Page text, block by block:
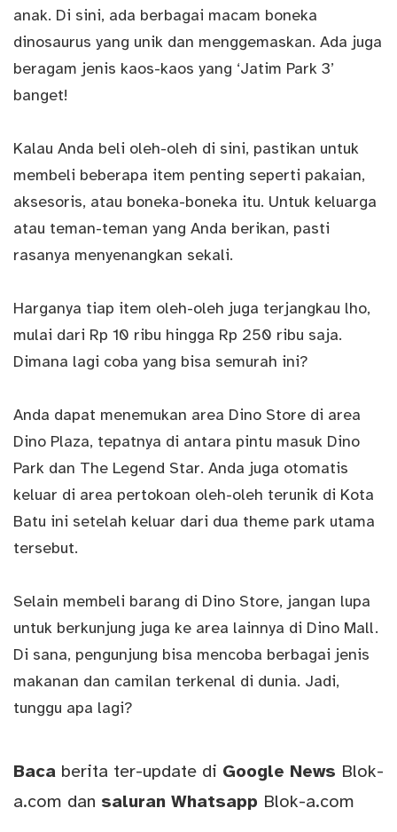
anak. Di sini, ada berbagai macam boneka
dinosaurus yang unik dan menggemaskan. Ada juga
beragam jenis kaos-kaos yang ‘Jatim Park 3’
banget!
Kalau Anda beli oleh-oleh di sini, pastikan untuk
membeli beberapa item penting seperti pakaian,
aksesoris, atau boneka-boneka itu. Untuk keluarga
atau teman-teman yang Anda berikan, pasti
rasanya menyenangkan sekali.
Harganya tiap item oleh-oleh juga terjangkau lho,
mulai dari Rp 10 ribu hingga Rp 250 ribu saja.
Dimana lagi coba yang bisa semurah ini?
Anda dapat menemukan area Dino Store di area
Dino Plaza, tepatnya di antara pintu masuk Dino
Park dan The Legend Star. Anda juga otomatis
keluar di area pertokoan oleh-oleh terunik di Kota
Batu ini setelah keluar dari dua theme park utama
tersebut.
Selain membeli barang di Dino Store, jangan lupa
untuk berkunjung juga ke area lainnya di Dino Mall.
Di sana, pengunjung bisa mencoba berbagai jenis
makanan dan camilan terkenal di dunia. Jadi,
tunggu apa lagi?
Baca berita ter-update di Google News Blok-
a.com dan saluran Whatsapp Blok-a.com